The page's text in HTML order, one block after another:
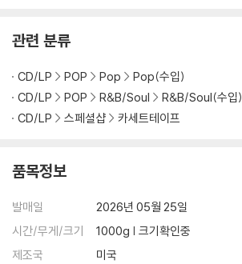
관련 분류
CD/LP POP Pop
Pop(수입)
CD/LP
POP R&B/Soul
R&B/Soul(수입)
CD/LP
스페셜샵 카세트테이프
품목정보
발매일
2026년 05월 25일
시간/무게/크기
1000g | 크기확인중
제조국
미국